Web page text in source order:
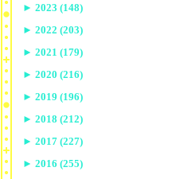
► 2023 (148)
► 2022 (203)
► 2021 (179)
► 2020 (216)
► 2019 (196)
► 2018 (212)
► 2017 (227)
► 2016 (255)